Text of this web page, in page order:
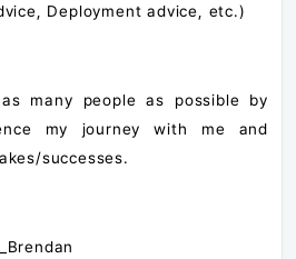
Deployment advice, etc.)
many people as possible by
my journey with me and
successes.